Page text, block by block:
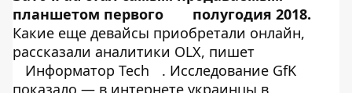
планшетом первого
полугодия 2018.
Какие еще девайсы приобретали онлайн,
рассказали аналитики OLX, пишет
Информатор Tech
. Исследование GfK
показало — в интернете украинцы в